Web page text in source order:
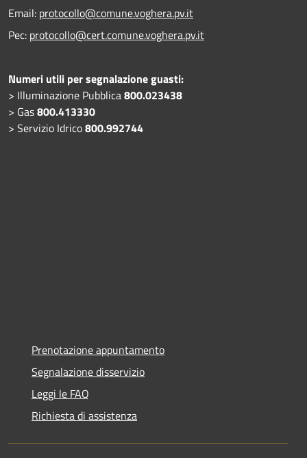
Email: protocollo@comune.voghera.pv.it
Pec: protocollo@cert.comune.voghera.pv.it
Numeri utili per segnalazione guasti:
> Illuminazione Pubblica800.023438
> Gas800.413330
> Servizio Idrico800.992744
Prenotazione appuntamento
Segnalazione disservizio
Leggi le FAQ
Richiesta di assistenza